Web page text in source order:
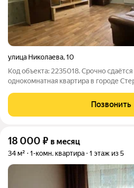
улица Николаева,10
Код объекта: 2235018. Срочно
однокомнатная квартира в городе
пятиэтажного кирпичного дома 1981
площадь квартиры составляет
Позвонить
18 000 ₽ в месяц
34 м² 1-комн. квартира 1 этаж из 5